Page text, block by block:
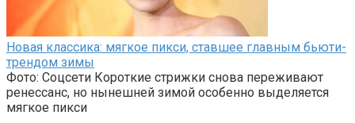
Новая классика: мягкое пикси, ставшее главным бьюти-
трендом зимы
Фото: Соцсети Короткие стрижки снова переживают
ренессанс, но нынешней зимой особенно выделяется
мягкое пикси